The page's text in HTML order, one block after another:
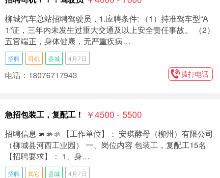
柳城汽车总站招聘驾驶员，1.应聘条件: （1）持准驾车型“A
1”证，三年内未发生过重大交通及以上安全责任事故。 （2）
五官端正，身体健康，无严重疾病…
招聘 司机 县城 4月7日
电话：18076717943 拨打电话
急招包装工，复配工！ ￥4500 - 5500
招聘信息📣📣📣 【工作单位】： 安琪‭酵母（柳州）有限公司
（柳城县河西工业园） 一、岗位内容 包装工，复配工15名
【招聘要求】： 1、身…
招聘 其它 县城 4月7日